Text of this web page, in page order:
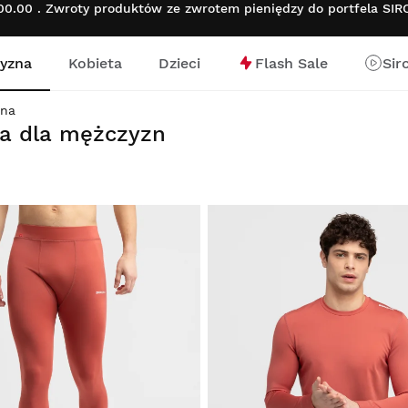
. Zwroty produktów ze zwrotem pieniędzy do portfela
Kobieta Dzieci Flash Sale
dla mężczyzn